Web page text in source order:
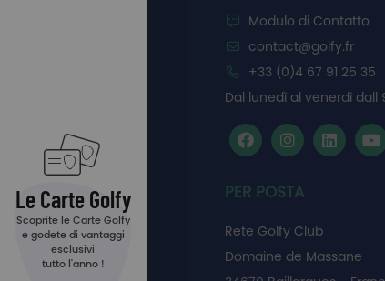
Le Carte Golfy
Scoprite le Carte Golfy
e godete di vantaggi
esclusivi
tutto l'anno !
Modulo di Contatto
contact@golfy.fr
+33 (0)4 67 91 25 35
Dal lunedì al venerdì dall
PER POSTA
Rete Golfy Club
Domaine de Massane